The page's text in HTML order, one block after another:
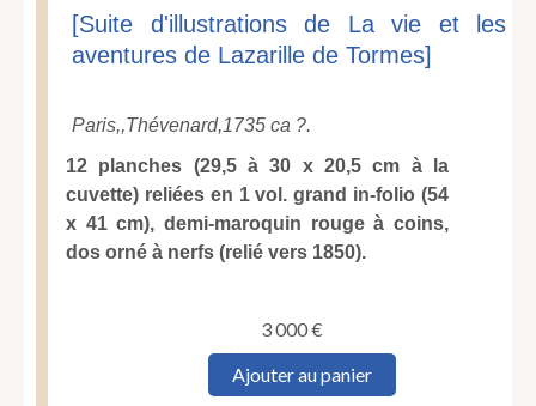
[Suite d'illustrations de La vie et les
aventures de Lazarille de Tormes]
Paris,,Thévenard,1735 ca ?.
12 planches (29,5 à 30 x 20,5 cm à la
cuvette) reliées en 1 vol. grand in-folio (54
x 41 cm), demi-maroquin rouge à coins,
dos orné à nerfs (relié vers 1850).
3 000€
quantitéAjouter au panier